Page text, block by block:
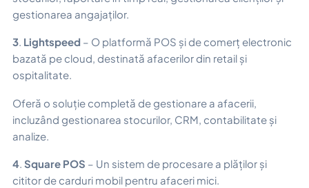
gestionarea angajaților.
3. Lightspeed – O platformă POS și de comerț electronic
bazată pe cloud, destinată afacerilor din retail și
ospitalitate.
Oferă o soluție completă de gestionare a afacerii,
incluzând gestionarea stocurilor, CRM, contabilitate și
analize.
4. Square POS – Un sistem de procesare a plăților și
cititor de carduri mobil pentru afaceri mici.